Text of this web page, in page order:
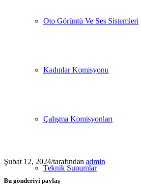
Oto Görüntü Ve Ses Sistemleri
Kadınlar Komisyonu
Çalışma Komisyonları
Teknik Sunumlar
Şubat 12, 2024/tarafından admin
Bu gönderiyi paylaş